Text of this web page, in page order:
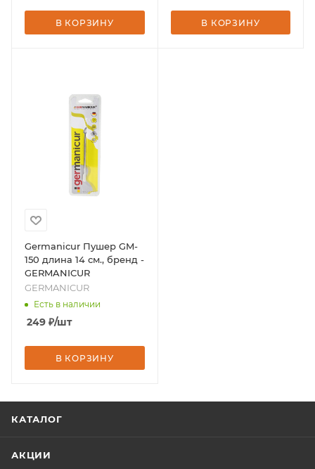
В КОРЗИНУ В КОРЗИНУ
Germanicur Пушер GM-
150 длина 14 см., бренд -
GERMANICUR
GERMANICUR
Есть в наличии
249 ₽/шт
В КОРЗИНУ
КАТАЛОГ
АКЦИИ